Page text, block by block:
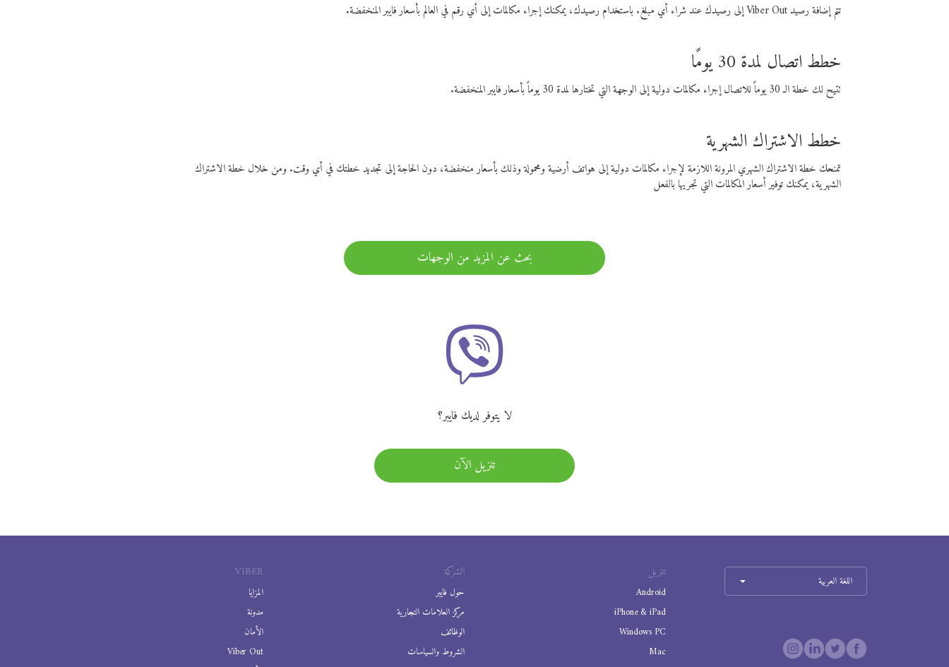
تتم إضافة رصيد Viber Out إلى رصيدك عند شراء أي مبلغ. باستخدام رصيدك، يمكنك إجراء مكالمات إلى أي رقم في العالم بأسعار فايبر المنخفضة.
خطط اتصال لمدة 30 يومًا
تتيح لك خطة الـ 30 يوماً للاتصال إجراء مكالمات دولية إلى الوجهة التي تختارها لمدة 30 يوماً بأسعار فايبر المنخفضة.
خطط الاشتراك الشهرية
تمنحك خطة الاشتراك الشهري المرونة اللازمة لإجراء مكالمات دولية إلى هواتف أرضية ومحمولة وذلك بأسعار منخفضة، دون الحاجة إلى تجديد خطتك في أي وقت. ومن خلال خطة الاشتراك
الشهرية، يمكنك توفير أسعار المكالمات التي تجريها بالفعل
بحث عن المزيد من الوجهات
لا يتوفر لديك فايبر؟
تنزيل الآن
VIBER
المزايا
مدونة
الأمان
Viber Out
الشركة
حول فايبر
مركز العلامات التجارية
الوظائف
الشروط والسياسات
تنزيل
Android
iPhone & iPad
Windows PC
Mac
اللغة العربية